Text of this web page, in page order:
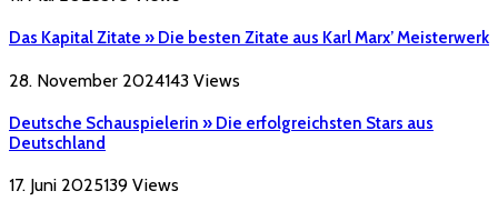
Das Kapital Zitate » Die besten Zitate aus Karl Marx’ Meisterwerk
28. November 2024143 Views
Deutsche Schauspielerin » Die erfolgreichsten Stars aus
Deutschland
17. Juni 2025139 Views